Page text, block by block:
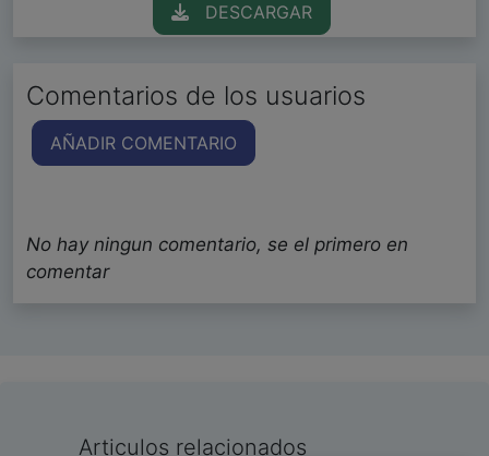
DESCARGAR
Comentarios de los usuarios
AÑADIR COMENTARIO
No hay ningun comentario, se el primero en
comentar
Articulos relacionados